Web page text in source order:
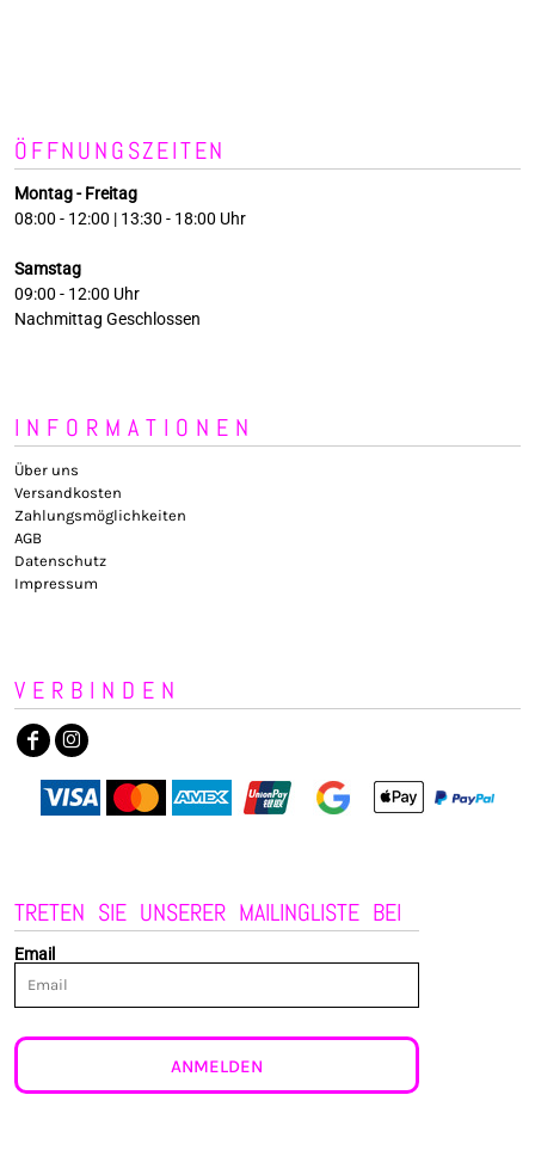
ÖFFNUNGSZEITEN
Montag - Freitag
08:00 - 12:00 | 13:30 - 18:00 Uhr
Samstag
09:00 - 12:00 Uhr
Nachmittag Geschlossen
INFORMATIONEN
Über uns
Versandkosten
Zahlungsmöglichkeiten
AGB
Datenschutz
Impressum
VERBINDEN
TRETEN SIE UNSERER MAILINGLISTE BEI
Email
ANMELDEN